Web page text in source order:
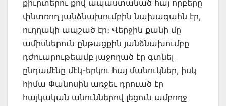
քիւրտերու քով ապաստանած հայ որբերը
փնտռող յանձնախումբին նախագահն էր,
ուղղակի ապշած էր։ Վերջին քանի մը
ամիսներուն ընթացքին յանձնախումբը
դժուարութեամբ յաջողած էր գտնել
ընդամէնը մէկ-երկու հայ մանուկներ, իսկ
հիմա Փանոսին առջեւ դրուած էր
հայկական անուններով լեցուն ամբողջ